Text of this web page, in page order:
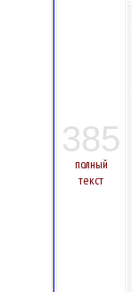
385
полный
текст